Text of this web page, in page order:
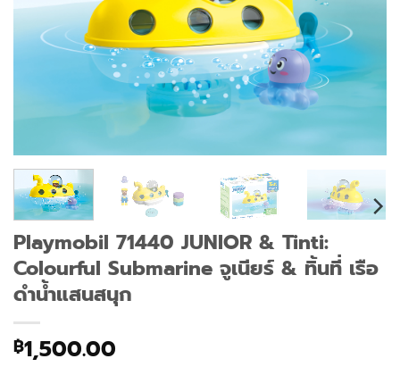
Playmobil 71440 JUNIOR & Tinti:
Colourful Submarine จูเนียร์ & ทิ้นที่ เรือ
ดำน้ำแสนสนุก
฿1,500.00